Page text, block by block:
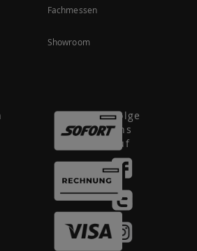
Fachmessen
Showroom
Folge
uns
auf